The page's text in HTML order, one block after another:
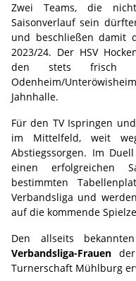
Zwei Teams, die
Saisonverlauf sein
und beschließen damit
2023/24. Der HSV
den stets frisch
Odenheim/
Jahnhalle.
Für den TV Ispringen
im Mittelfeld, weit
Abstiegssorgen. Im
einen erfolgreichen
bestimmten
Verbandsliga und
auf die kommende
Den allseits
Verbandsliga-Frauen
Turnerschaft Mühlburg